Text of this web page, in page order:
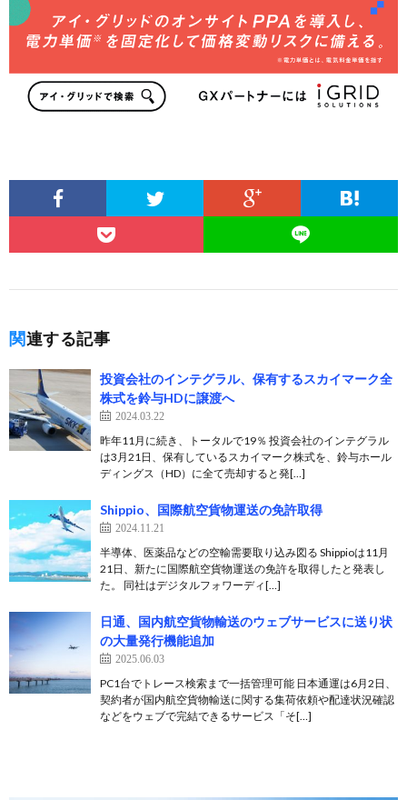
関連する記事
投資会社のインテグラル、保有するスカイマーク全
株式を鈴与HDに譲渡へ
2024.03.22
昨年11月に続き、トータルで19％ 投資会社のインテグラル
は3月21日、保有しているスカイマーク株式を、鈴与ホール
ディングス（HD）に全て売却すると発[…]
Shippio、国際航空貨物運送の免許取得
2024.11.21
半導体、医薬品などの空輸需要取り込み図る Shippioは11月
21日、新たに国際航空貨物運送の免許を取得したと発表し
た。 同社はデジタルフォワーディ[…]
日通、国内航空貨物輸送のウェブサービスに送り状
の大量発行機能追加
2025.06.03
PC1台でトレース検索まで一括管理可能 日本通運は6月2日、
契約者が国内航空貨物輸送に関する集荷依頼や配達状況確認
などをウェブで完結できるサービス「そ[…]